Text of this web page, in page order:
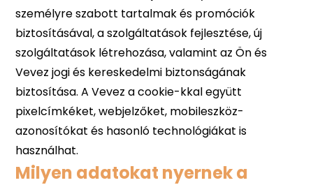
Milyen adatokat nyernek a